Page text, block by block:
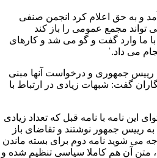
و به حق اعلام کرد انجمن صنفی
تواند مجمع عمومی را باز کند
با ما وارد گفت و گو می شد و کارهای
می داد.ˈ
روزنامه نگار به رییس جمهوری و درخواست آنها مبنی
گفت: شبهات زیادی در ارتباط با
این نامه با نامه قبل که تعداد زیادی
رییس جمهور نوشتند و تقاضای باز
می شوید نامه دوم برای بسته ماندن
متن آن هم کاملا سیاسی تنظیم شده و